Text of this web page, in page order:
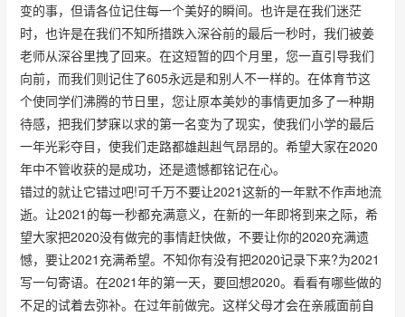
变的事，但请各位记住每一个美好的瞬间。也许是在我们迷茫
时，也许是在我们不知所措跌入深谷前的最后一秒时，我们被姜
老师从深谷里拽了回来。在这短暂的四个月里，您一直引导我们
向前，而我们则记住了605永远是和别人不一样的。在体育节这
个使同学们沸腾的节日里，您让原本美妙的事情更加多了一种期
待感，把我们梦寐以求的第一名变为了现实，使我们小学的最后
一年光彩夺目，使我们走路都雄赳赳气昂昂的。希望大家在2020
年中不管收获的是成功，还是遗憾都铭记在心。
错过的就让它错过吧!可千万不要让2021这新的一年默不作声地流
逝。让2021的每一秒都充满意义，在新的一年即将到来之际，希
望大家把2020没有做完的事情赶快做，不要让你的2020充满遗
憾，要让2021充满希望。不知你有没有把2020记录下来?为2021
写一句寄语。在2021年的第一天，要回想2020。看看有哪些做的
不足的试着去弥补。在过年前做完。这样父母才会在亲戚面前自